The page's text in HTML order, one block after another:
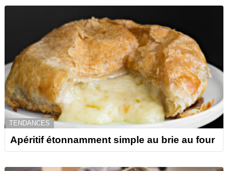
TENDANCES
Apéritif étonnamment simple au brie au four